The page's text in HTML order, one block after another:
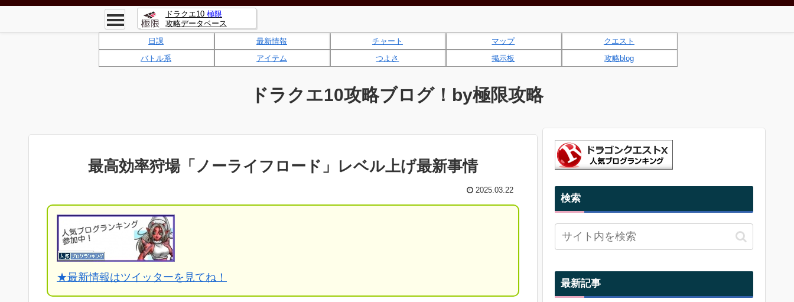
ドラクエ10 極限
攻略データベース
日課
最新情報 チャート マップ
クエスト
バトル系
アイテム つよさ 掲示板 攻略blog
ドラクエ10攻略ブログ！by極限攻略
最高効率狩場「ノーライフロード」レベル上げ最新事情
2025.03.22
★最新情報はツイッターを見てね！
検索
最新記事